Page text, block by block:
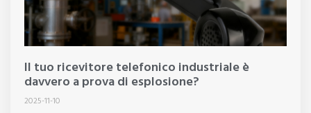
Il tuo ricevitore telefonico industriale è
davvero a prova di esplosione?
2025-11-10